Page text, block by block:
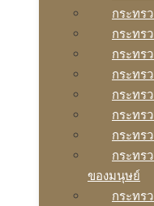
กระทร
กระทร
กระทร
กระทร
กระทร
กระทร
กระทร
กระทร
ของมนุษย์
กระทร